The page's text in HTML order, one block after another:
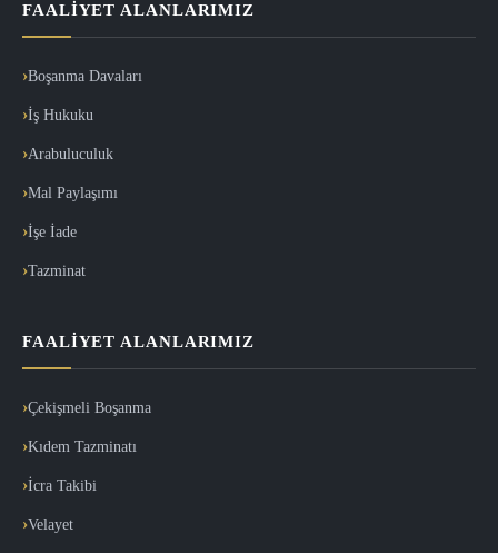
FAALIYET ALANLARIMIZ
Boşanma Davaları
İş Hukuku
Arabuluculuk
Mal Paylaşımı
İşe İade
Tazminat
FAALIYET ALANLARIMIZ
Çekişmeli Boşanma
Kıdem Tazminatı
İcra Takibi
Velayet